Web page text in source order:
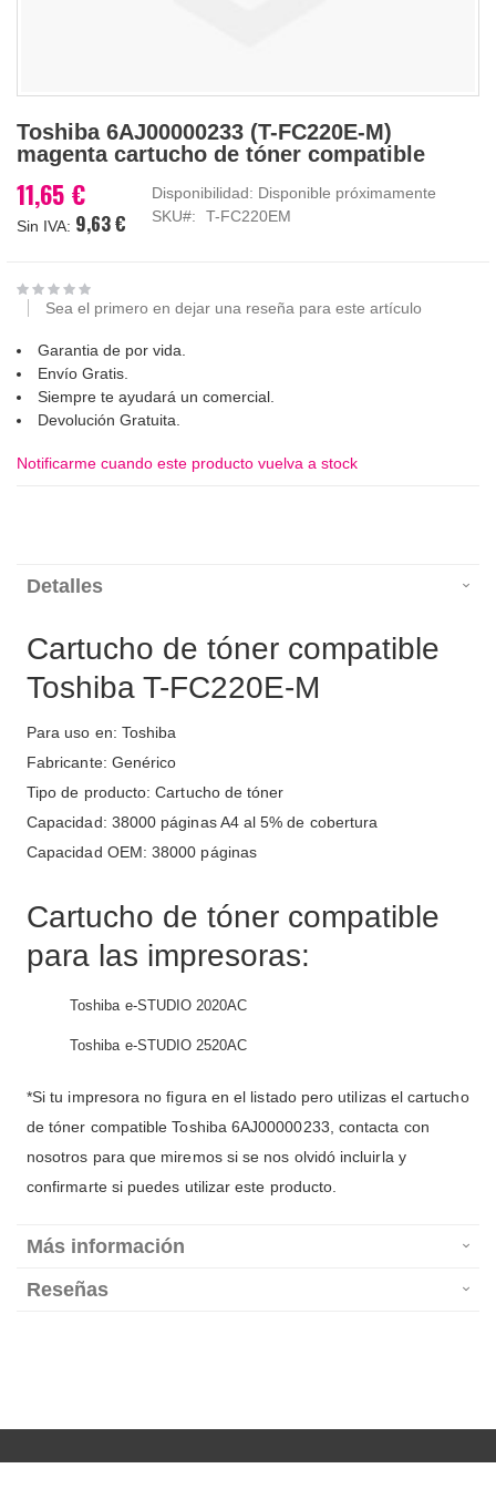
al
comienzo
la
galería
Toshiba 6AJ00000233 (T-FC220E-M)
magenta cartucho de tóner compatible
11,65 €
9,63 €
Disponibilidad: Disponible próximamente
SKU
T-FC220EM
Sea el primero en dejar una reseña para este artículo
Garantia de por vida.
Envío Gratis.
Siempre te ayudará un comercial.
Devolución Gratuita.
Notificarme cuando este producto vuelva a stock
Detalles
Cartucho de tóner compatible
Toshiba T-FC220E-M
Para uso en: Toshiba
Fabricante: Genérico
Tipo de producto: Cartucho de tóner
Capacidad: 38000 páginas A4 al 5% de cobertura
Capacidad OEM: 38000 páginas
Cartucho de tóner compatible
para las impresoras:
Toshiba e-STUDIO 2020AC
Toshiba e-STUDIO 2520AC
*Si tu impresora no figura en el listado pero utilizas el cartucho
de tóner compatible Toshiba 6AJ00000233, contacta con
nosotros para que miremos si se nos olvidó incluirla y
confirmarte si puedes utilizar este producto.
Más información
Reseñas